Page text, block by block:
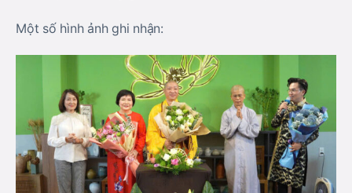
Một số hình ảnh ghi nhận: